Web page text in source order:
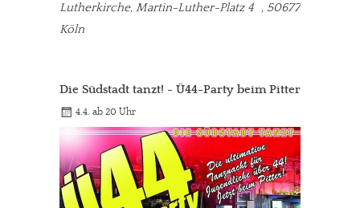
Lutherkirche, Martin-Luther-Platz 4 , 50677
Köln
Die Südstadt tanzt! - Ü44-Party beim Pitter
4.4. ab 20 Uhr